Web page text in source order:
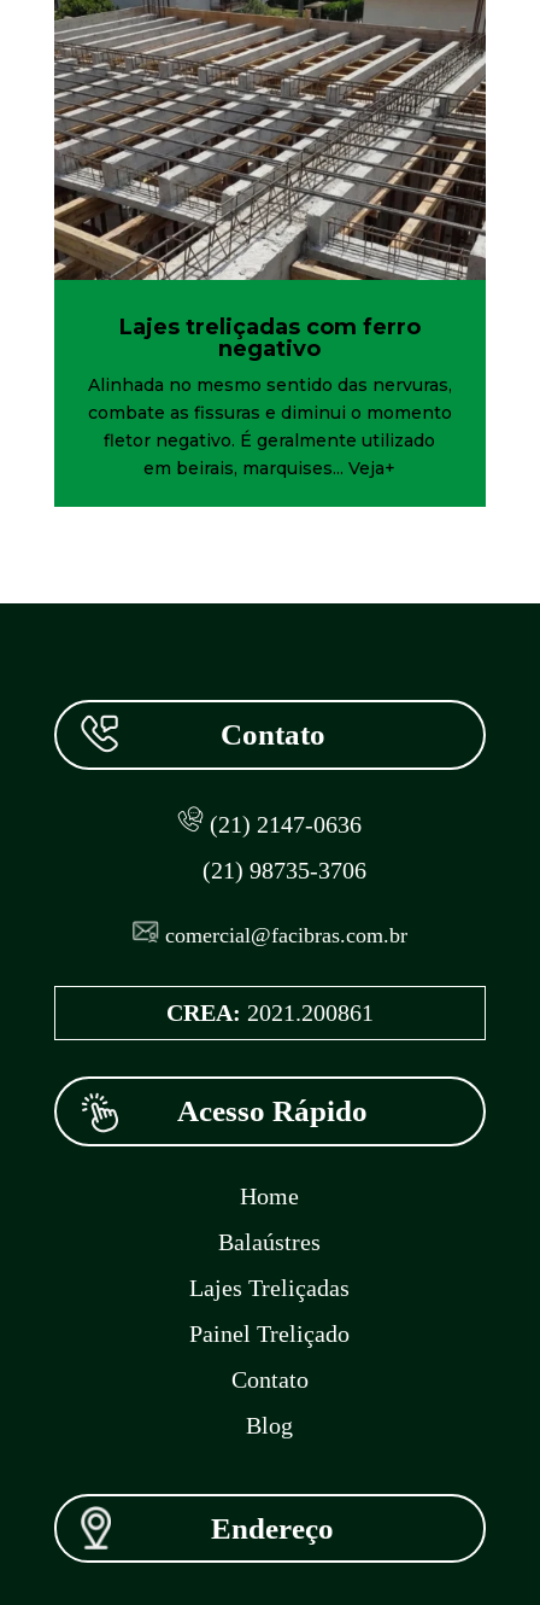
Lajes treliçadas com ferro
negativo
Alinhada no mesmo sentido das nervuras,
combate as fissuras e diminui o momento
fletor negativo. É geralmente utilizado
em beirais, marquises...Veja+
Contato
(21) 2147-0636
(21) 98735-3706
comercial@facibras.com.br
CREA: 2021.200861
Acesso Rápido
Home
Balaústres
Lajes Treliçadas
Painel Treliçado
Contato
Blog
Endereço